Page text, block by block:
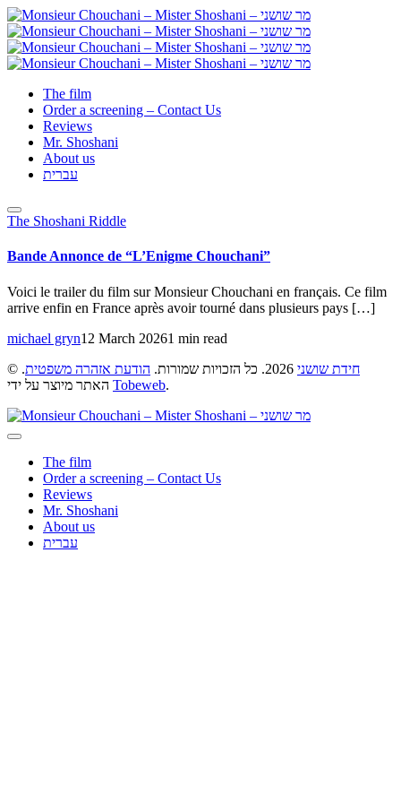
The film
Order a screening – Contact Us
Reviews
Mr. Shoshani
About us
עברית
The Shoshani Riddle
Bande Annonce de “L’Enigme Chouchani”
Voici le trailer du film sur Monsieur Chouchani en français. Ce film
arrive enfin en France après avoir tourné dans plusieurs pays […]
michael gryn12 March 20261 min read
©
חידת שושני הודעת אזהרה משפטית.
Tobeweb.
The film
Order a screening – Contact Us
Reviews
Mr. Shoshani
About us
עברית